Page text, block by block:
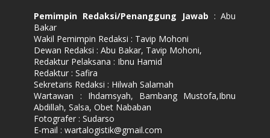
Pemimpin Redaksi/Penanggung Jawab : Abu
Bakar
Wakil Pemimpin Redaksi : Tavip Mohoni
Dewan Redaksi : Abu Bakar, Tavip Mohoni,
Redaktur Pelaksana : Ibnu Hamid
Redaktur : Safira
Sekretaris Redaksi : Hilwah Salamah
Wartawan : Ihdamsyah, Bambang Mustofa,Ibnu
Abdillah, Salsa, Obet Nababan
Fotografer : Sudarso
E-mail : wartalogistik@gmail.com